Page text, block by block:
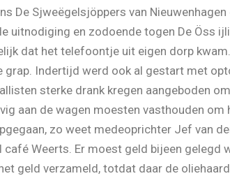
De Sjweëgelsjöppers van
uitnodiging en zodoende togen De Öss
dat het telefoontje uit eigen dorp
grap. Indertijd werd ook al gestart met
sterke drank kregen aangeboden
aan de wagen moesten vasthouden om
zo weet medeoprichter Jef van
Weerts. Er moest geld bijeen gelegd
geld verzameld, totdat daar de